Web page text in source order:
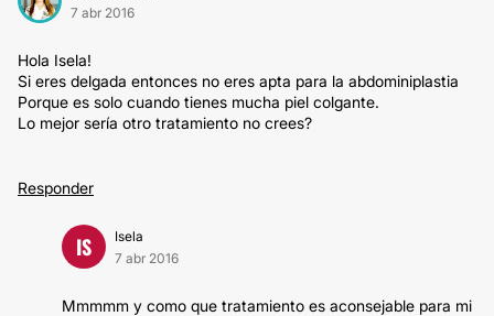
7 abr 2016
Hola Isela!
Si eres delgada entonces no eres apta para la abdominiplastia
Porque es solo cuando tienes mucha piel colgante.
Lo mejor sería otro tratamiento no crees?
Responder
IS
Isela
7 abr 2016
Mmmmm y como que tratamiento es aconsejable para mi